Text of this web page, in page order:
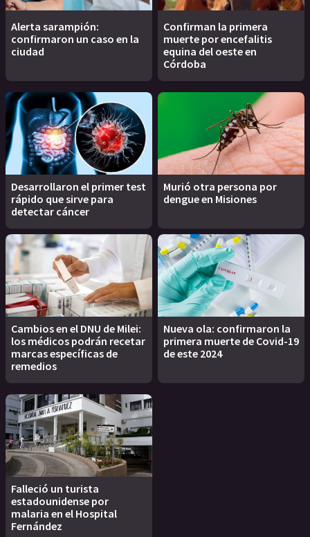
Alerta sarampión:
confirmaron un caso en la
ciudad
Confirman la primera
muerte por encefalitis
equina del oeste en
Córdoba
Desarrollaron el primer test
rápido que sirve para
detectar cáncer
Murió otra persona por
dengue en Misiones
Cambios en el DNU de Milei:
los médicos podrán recetar
marcas específicas de
remedios
Nueva ola: confirmaron la
primera muerte de Covid-19
de este 2024
Falleció un turista
estadounidense por
malaria en el Hospital
Fernández